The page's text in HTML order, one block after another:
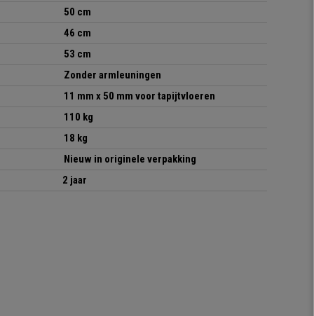
50 cm
46 cm
53 cm
Zonder armleuningen
11 mm x 50 mm voor tapijtvloeren
110 kg
18 kg
Nieuw in originele verpakking
2 jaar